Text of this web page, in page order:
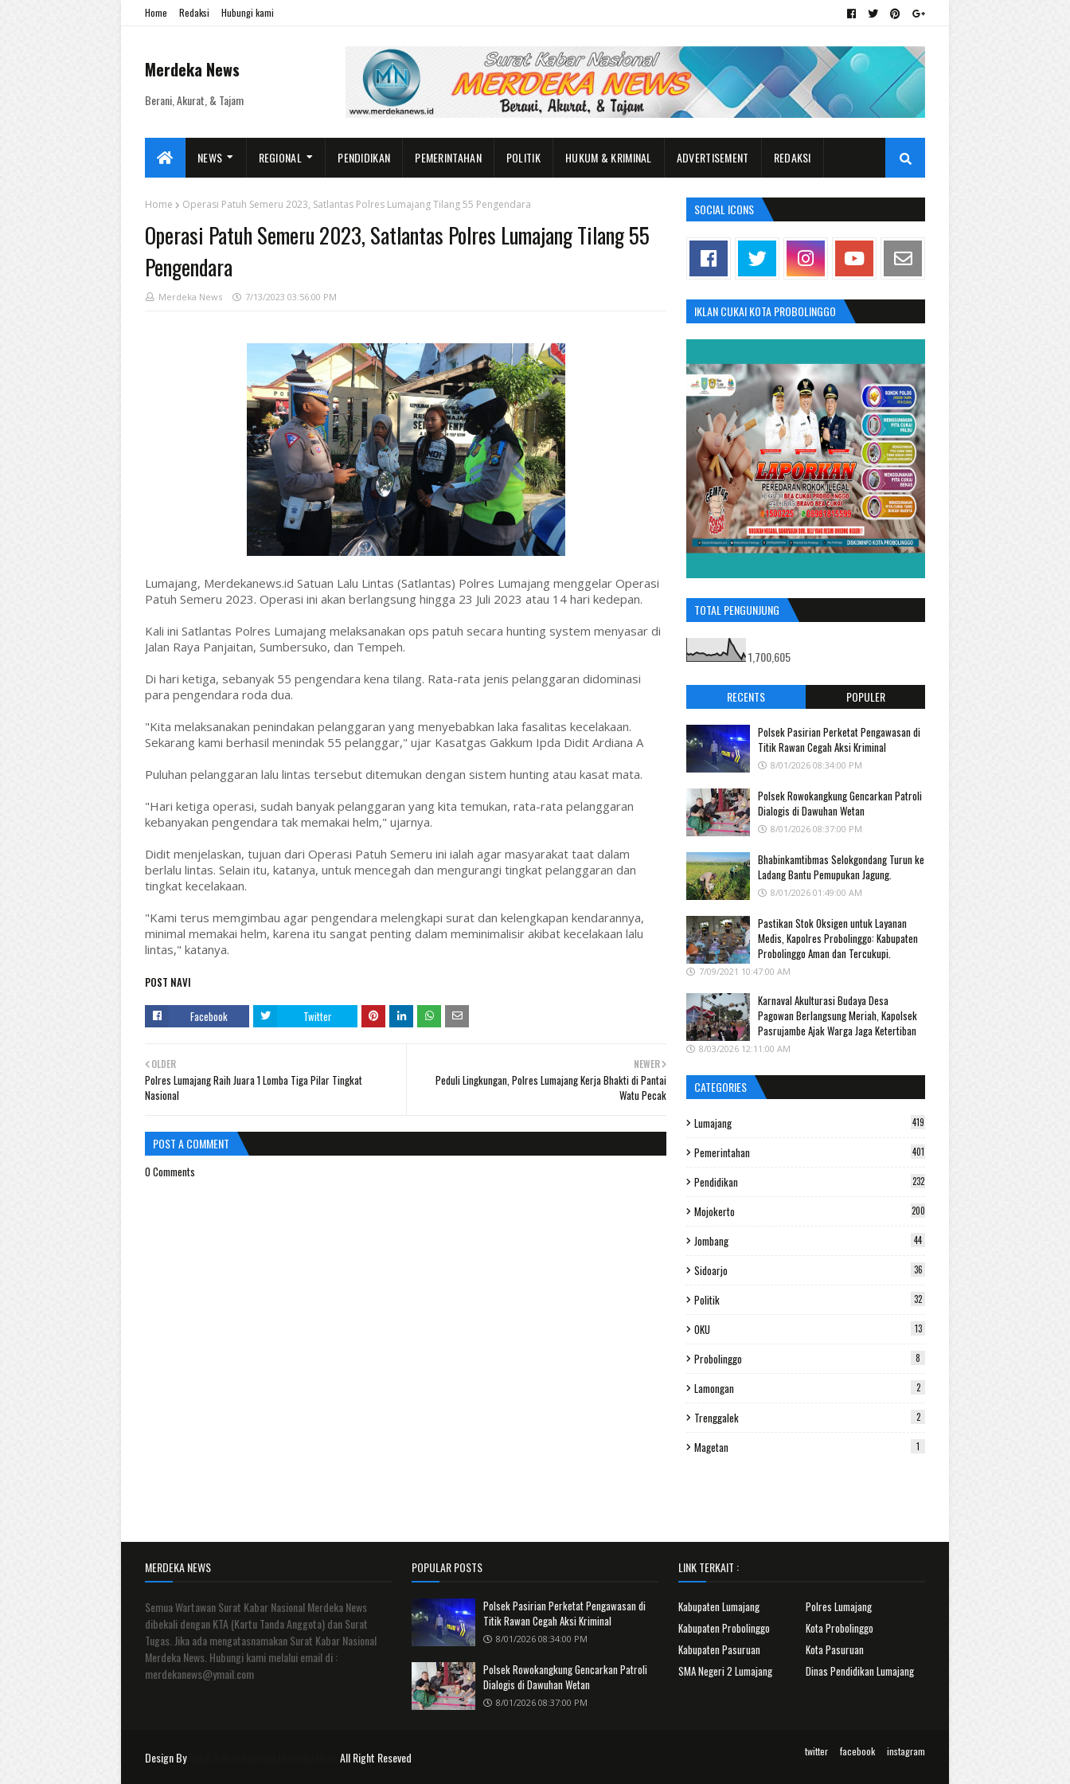
Home Redaksi Hubungi kami
Merdeka News
Berani, Akurat, & Tajam
NEWS REGIONAL PENDIDIKAN PEMERINTAHAN POLITIK HUKUM & KRIMINAL ADVERTISEMENT REDAKSI
Home Operasi Patuh Semeru 2023, Satlantas Polres Lumajang Tilang 55 Pengendara
Operasi Patuh Semeru 2023, Satlantas Polres Lumajang Tilang 55
Pengendara
Merdeka News 7/13/2023 03:56:00 PM
Lumajang, Merdekanews.id Satuan Lalu Lintas (Satlantas) Polres Lumajang menggelar Operasi
Patuh Semeru 2023. Operasi ini akan berlangsung hingga 23 Juli 2023 atau 14 hari kedepan.
Kali ini Satlantas Polres Lumajang melaksanakan ops patuh secara hunting system menyasar di
Jalan Raya Panjaitan, Sumbersuko, dan Tempeh.
Di hari ketiga, sebanyak 55 pengendara kena tilang. Rata-rata jenis pelanggaran didominasi
para pengendara roda dua.
"Kita melaksanakan penindakan pelanggaran yang menyebabkan laka fasalitas kecelakaan.
Sekarang kami berhasil menindak 55 pelanggar," ujar Kasatgas Gakkum Ipda Didit Ardiana A
Puluhan pelanggaran lalu lintas tersebut ditemukan dengan sistem hunting atau kasat mata.
"Hari ketiga operasi, sudah banyak pelanggaran yang kita temukan, rata-rata pelanggaran
kebanyakan pengendara tak memakai helm," ujarnya.
Didit menjelaskan, tujuan dari Operasi Patuh Semeru ini ialah agar masyarakat taat dalam
berlalu lintas. Selain itu, katanya, untuk mencegah dan mengurangi tingkat pelanggaran dan
tingkat kecelakaan.
"Kami terus memgimbau agar pengendara melengkapi surat dan kelengkapan kendarannya,
minimal memakai helm, karena itu sangat penting dalam meminimalisir akibat kecelakaan lalu
lintas," katanya.
POST NAVI
Facebook Twitter
NEWER
Peduli Lingkungan, Polres Lumajang Kerja Bhakti di Pantai
Watu Pecak
OLDER
Polres Lumajang Raih Juara 1 Lomba Tiga Pilar Tingkat
Nasional
POST A COMMENT
0 Comments
SOCIAL ICONS
IKLAN CUKAI KOTA PROBOLINGGO
TOTAL PENGUNJUNG
1,700,605
RECENTS POPULER
Polsek Pasirian Perketat Pengawasan di
Titik Rawan Cegah Aksi Kriminal
8/01/2026 08:34:00 PM
Polsek Rowokangkung Gencarkan Patroli
Dialogis di Dawuhan Wetan
8/01/2026 08:37:00 PM
Bhabinkamtibmas Selokgondang Turun ke
Ladang Bantu Pemupukan Jagung.
8/01/2026 01:49:00 AM
Pastikan Stok Oksigen untuk Layanan
Medis, Kapolres Probolinggo: Kabupaten
Probolinggo Aman dan Tercukupi.
7/09/2021 10:47:00 AM
Karnaval Akulturasi Budaya Desa
Pagowan Berlangsung Meriah, Kapolsek
Pasrujambe Ajak Warga Jaga Ketertiban
8/03/2026 12:11:00 AM
CATEGORIES
Lumajang 419
Pemerintahan 401
Pendidikan 232
Mojokerto 200
Jombang 44
Sidoarjo 36
Politik 32
OKU 13
Probolinggo 8
Lamongan 2
Trenggalek 2
Magetan 1
MERDEKA NEWS
Semua Wartawan Surat Kabar Nasional Merdeka News
dibekali dengan KTA (Kartu Tanda Anggota) dan Surat
Tugas. Jika ada mengatasnamakan Surat Kabar Nasional
Merdeka News. Hubungi kami melalui email di :
merdekanews@ymail.com
POPULAR POSTS
Polsek Pasirian Perketat Pengawasan di
Titik Rawan Cegah Aksi Kriminal
8/01/2026 08:34:00 PM
Polsek Rowokangkung Gencarkan Patroli
Dialogis di Dawuhan Wetan
8/01/2026 08:37:00 PM
LINK TERKAIT :
Kabupaten Lumajang
Polres Lumajang
Kabupaten Probolinggo
Kota Probolinggo
Kabupaten Pasuruan
Kota Pasuruan
SMA Negeri 2 Lumajang
Dinas Pendidikan Lumajang
twitter facebook instagram
Design By All Right Reseved